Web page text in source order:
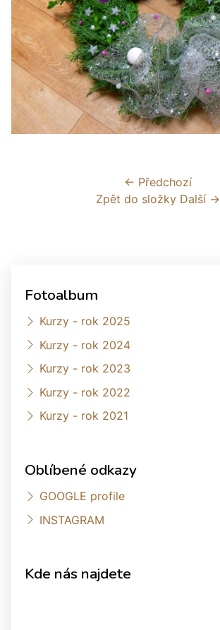
← Předchozí
Zpět do složky Další →
Fotoalbum
Kurzy - rok 2025
Kurzy - rok 2024
Kurzy - rok 2023
Kurzy - rok 2022
Kurzy - rok 2021
Oblíbené odkazy
GOOGLE profile
INSTAGRAM
Kde nás najdete